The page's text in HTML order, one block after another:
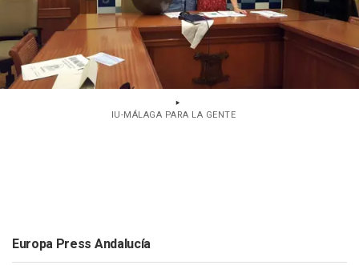
IU-MÁLAGA PARA LA GENTE
Europa Press Andalucía